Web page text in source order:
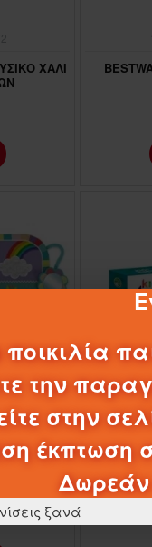
την
στην
έκπτωση
ξανά
ΧΑΛΙ
ΟΨΗΣ
KIDS